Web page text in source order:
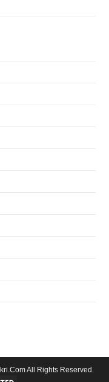
All Rights Reserved.